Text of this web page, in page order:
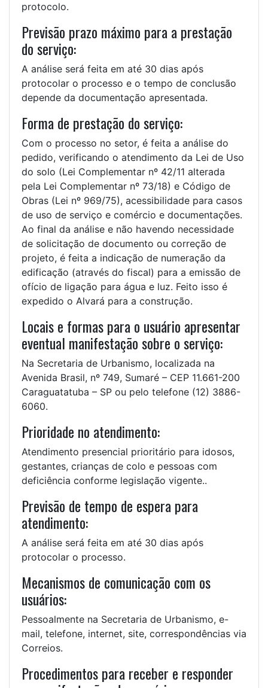
protocolo.
Previsão prazo máximo para a prestação
do serviço:
A análise será feita em até 30 dias após
protocolar o processo e o tempo de conclusão
depende da documentação apresentada.
Forma de prestação do serviço:
Com o processo no setor, é feita a análise do
pedido, verificando o atendimento da Lei de Uso
do solo (Lei Complementar nº 42/11 alterada
pela Lei Complementar nº 73/18) e Código de
Obras (Lei nº 969/75), acessibilidade para casos
de uso de serviço e comércio e documentações.
Ao final da análise e não havendo necessidade
de solicitação de documento ou correção de
projeto, é feita a indicação de numeração da
edificação (através do fiscal) para a emissão de
ofício de ligação para água e luz. Feito isso é
expedido o Alvará para a construção.
Locais e formas para o usuário apresentar
eventual manifestação sobre o serviço:
Na Secretaria de Urbanismo, localizada na
Avenida Brasil, nº 749, Sumaré – CEP 11.661-200
Caraguatatuba – SP ou pelo telefone (12) 3886-
6060.
Prioridade no atendimento:
Atendimento presencial prioritário para idosos,
gestantes, crianças de colo e pessoas com
deficiência conforme legislação vigente..
Previsão de tempo de espera para
atendimento:
A análise será feita em até 30 dias após
protocolar o processo.
Mecanismos de comunicação com os
usuários:
Pessoalmente na Secretaria de Urbanismo, e-
mail, telefone, internet, site, correspondências via
Correios.
Procedimentos para receber e responder